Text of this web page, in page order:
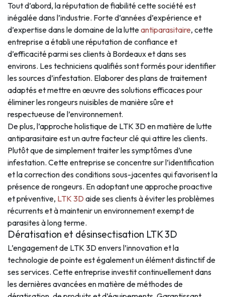
Tout d’abord, la réputation de fiabilité cette société est
inégalée dans l’industrie. Forte d’années d’expérience et
d’expertise dans le domaine de la lutteantiparasitaire, cette
entreprise a établi une réputation de confiance et
d’efficacité parmi ses clients à Bordeaux et dans ses
environs. Les techniciens qualifiés sont formés pour identifier
les sources d’infestation. Elaborer des plans de traitement
adaptés et mettre en œuvre des solutions efficaces pour
éliminer les rongeurs nuisibles de manière sûre et
respectueuse de l’environnement.
De plus, l’approche holistique de LTK 3D en matière de lutte
antiparasitaire est un autre facteur clé qui attire les clients.
Plutôt que de simplement traiter les symptômes d’une
infestation. Cette entreprise se concentre sur l’identification
et la correction des conditions sous-jacentes qui favorisent la
présence de rongeurs. En adoptant une approche proactive
et préventive, LTK 3D aide ses clients à éviter les problèmes
récurrents et à maintenir un environnement exempt de
parasites à long terme.
Dératisation et désinsectisation LTK 3D
L’engagement de LTK 3D envers l’innovation et la
technologie de pointe est également un élément distinctif de
ses services. Cette entreprise investit continuellement dans
les dernières avancées en matière de méthodes de